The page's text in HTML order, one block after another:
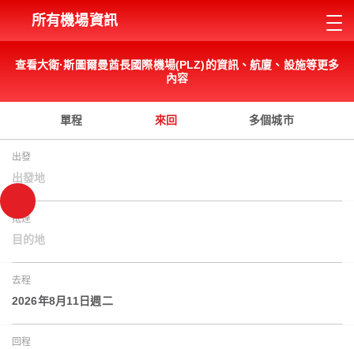
所有機場資訊
查看大衛·斯圖爾曼酋長國際機場(PLZ)的資訊、航廈、設施等更多
內容
單程 來回 多個城市
出發
出發地
抵達
目的地
去程
2026年8月11日週二
回程